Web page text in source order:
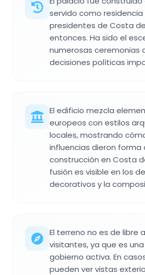
servido como residencia
presidentes de Costa
entonces. Ha sido el
numerosas ceremonias
decisiones políticas
El edificio mezcla
europeos con estilos
locales, mostrando
influencias dieron forma
construcción en Costa
fusión es visible en los
decorativos y la
El terreno no es de libre
visitantes, ya que es
gobierno activa. En
pueden ver vistas